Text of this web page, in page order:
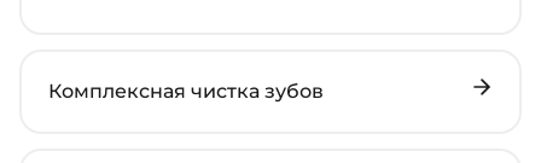
Комплексная чистка зубов